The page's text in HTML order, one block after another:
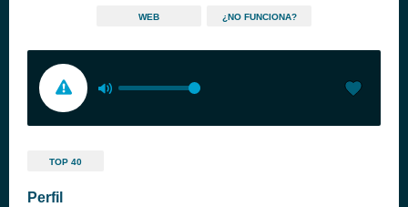
WEB ¿NO FUNCIONA?
TOP 40
Perfil